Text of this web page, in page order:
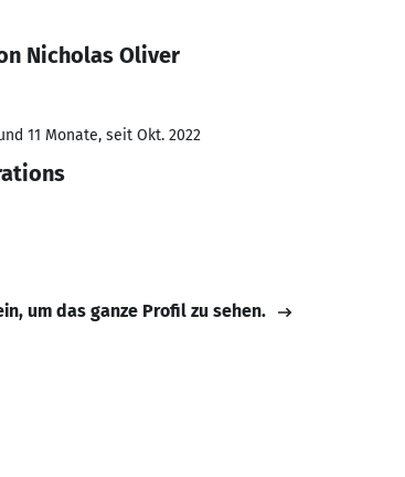
Nicholas Oliver
11 Monate, seit Okt. 2022
um das ganze Profil zu sehen.